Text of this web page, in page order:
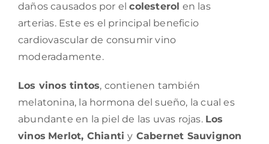
daños causados por elcolesterol en las
arterias. Este es el principal beneficio
cardiovascular de consumir vino
moderadamente.
Los vinos tintos, contienen también
melatonina, la hormona del sueño, la cual es
abundante en la piel de las uvas rojas. Los
vinos Merlot, Chiantiy Cabernet Sauvignon